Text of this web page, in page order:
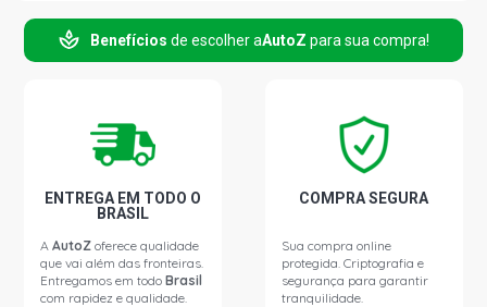
Benefícios de escolher aAutoZ para sua compra!
ENTREGA EM TODO O
BRASIL
AAutoZ oferece qualidade
que vai além das fronteiras.
Entregamos em todoBrasil
com rapidez e qualidade.
COMPRA SEGURA
Sua compra online
protegida. Criptografia e
segurança para garantir
tranquilidade.